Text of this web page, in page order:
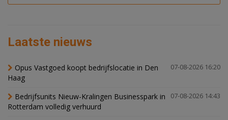
Laatste nieuws
07-08-2026 16:20
Opus Vastgoed koopt bedrijfslocatie in Den
Haag
07-08-2026 14:43
Bedrijfsunits Nieuw-Kralingen Businesspark in
Rotterdam volledig verhuurd